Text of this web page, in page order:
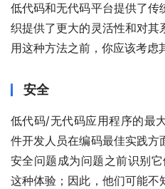
低代码和无代码平台提供了传
织提供了更大的灵活性和对其
用这种方法之前，你应该考虑
安全
低代码/无代码应用程序的最
件开发人员在编码最佳实践方
安全问题成为问题之前识别
这种体验；因此，他们可能